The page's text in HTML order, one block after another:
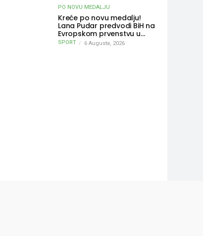
PO NOVU MEDALJU
Kreće po novu medalju!
Lana Pudar predvodi BiH na
Evropskom prvenstvu u
Parizu
SPORT 6 Augusta, 2026